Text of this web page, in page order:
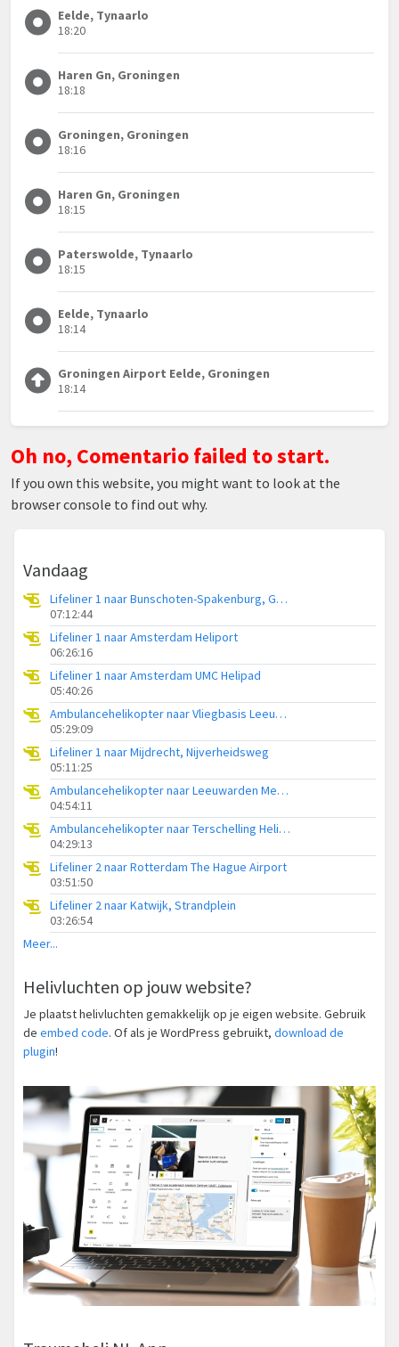
Eelde, Tynaarlo
18:20
Haren Gn, Groningen
18:18
Groningen, Groningen
18:16
Haren Gn, Groningen
18:15
Paterswolde, Tynaarlo
18:15
Eelde, Tynaarlo
18:14
Groningen Airport Eelde, Groningen
18:14
Oh no, Comentario failed to start.
If you own this website, you might want to look at the
browser console to find out why.
Vandaag
Lifeliner 1 naar Bunschoten-Spakenburg, Gasthuisweg
07:12:44
Lifeliner 1 naar Amsterdam Heliport
06:26:16
Lifeliner 1 naar Amsterdam UMC Helipad
05:40:26
Ambulancehelikopter naar Vliegbasis Leeuwarden
05:29:09
Lifeliner 1 naar Mijdrecht, Nijverheidsweg
05:11:25
Ambulancehelikopter naar Leeuwarden Medical Center Heliport
04:54:11
Ambulancehelikopter naar Terschelling Heliport
04:29:13
Lifeliner 2 naar Rotterdam The Hague Airport
03:51:50
Lifeliner 2 naar Katwijk, Strandplein
03:26:54
Meer...
Helivluchten op jouw website?
Je plaatst helivluchten gemakkelijk op je eigen website. Gebruik
de embed code. Of als je WordPress gebruikt, download de
plugin!